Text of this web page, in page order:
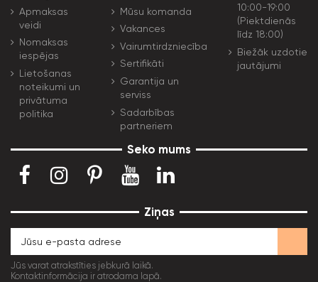
Apmaksas
veidi
Nomaksas
iespējas
Lietošanas
noteikumi un
privātuma
politika
Mūsu komanda
Vakances
Vairumtirdzniecība
Sertifikāti
Garantija un
serviss
Sadarbības
partneriem
10:00-19:00
(Piektdienās
līdz 18:00)
Biežāk uzdotie
jautājumi
Seko mums
Ziņas
Jūs varat atrakstīties jebkurā laikā.
Kontaktinformācija ir atrodama lapā.